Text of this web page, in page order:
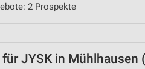
2 Prospekte
JYSK in Mühlhausen